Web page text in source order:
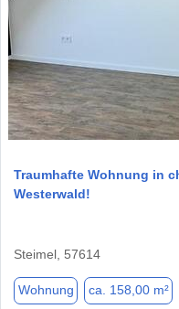
Traumhafte Wohnung in
Westerwald!
Steimel, 57614
Wohnung ca. 158,00 m²